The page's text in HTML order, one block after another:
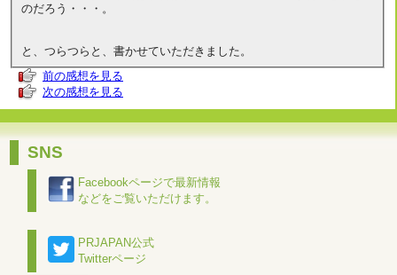
のだろう・・・。
と、つらつらと、書かせていただきました。
前の感想を見る
次の感想を見る
SNS
Facebookページで最新情報
などをご覧いただけます。
PRJAPAN公式
Twitterページ